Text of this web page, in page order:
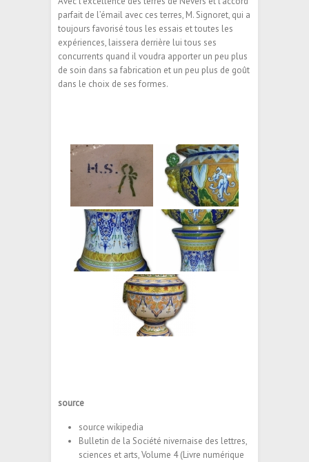
parfait de l’émail avec ces terres, M. Signoret, qui a
toujours favorisé tous les essais et toutes les
expériences, laissera derrière lui tous ses
concurrents quand il voudra apporter un peu plus
de soin dans sa fabrication et un peu plus de goût
dans le choix de ses formes.
source
source wikipedia
Bulletin de la Société nivernaise des lettres,
sciences et arts, Volume 4 (Livre numérique